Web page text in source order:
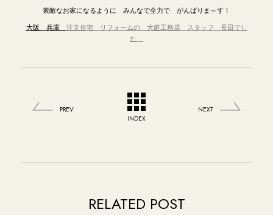
素敵なお家になるように みんなで全力で がんばりま～す！
大阪 兵庫 注文住宅 リフォームの 大庭工務店
スタッフ 長田でし
た
PREV
INDEX
NEXT
RELATED POST